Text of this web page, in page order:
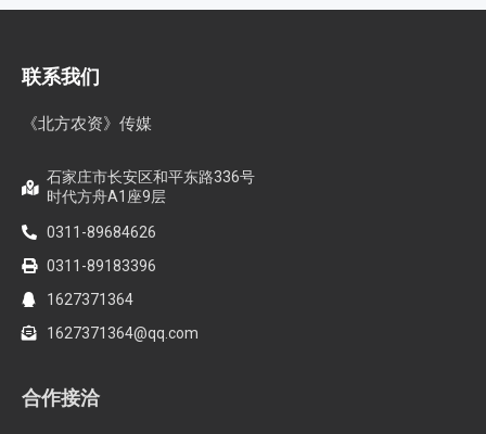
联系我们
《北方农资》传媒
石家庄市长安区和平东路336号
时代方舟A1座9层
0311-89684626
0311-89183396
1627371364
1627371364@qq.com
合作接洽